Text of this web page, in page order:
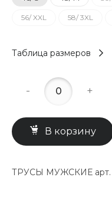
56/ XXL 58/ 3XL
Таблица размеров
- +
В корзину
ТРУСЫ МУЖСКИЕ арт.